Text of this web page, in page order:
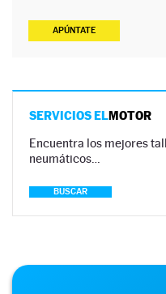
APÚNTATE
SERVICIOS ELMOTOR
Encuentra los mejores
neumáticos…
BUSCAR